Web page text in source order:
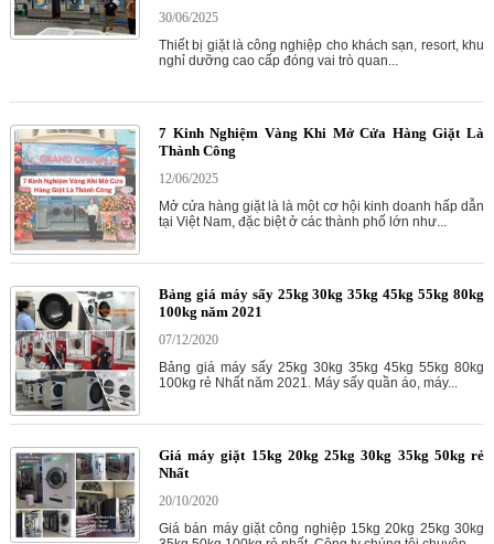
30/06/2025
Thiết bị giặt là công nghiệp cho khách sạn, resort, khu
nghỉ dưỡng cao cấp đóng vai trò quan...
7 Kinh Nghiệm Vàng Khi Mở Cửa Hàng Giặt Là
Thành Công
12/06/2025
Mở cửa hàng giặt là là một cơ hội kinh doanh hấp dẫn
tại Việt Nam, đặc biệt ở các thành phố lớn như...
Bảng giá máy sấy 25kg 30kg 35kg 45kg 55kg 80kg
100kg năm 2021
07/12/2020
Bảng giá máy sấy 25kg 30kg 35kg 45kg 55kg 80kg
100kg rẻ Nhất năm 2021. Máy sấy quần áo, máy...
Giá máy giặt 15kg 20kg 25kg 30kg 35kg 50kg rẻ
Nhất
20/10/2020
Giá bán máy giặt công nghiệp 15kg 20kg 25kg 30kg